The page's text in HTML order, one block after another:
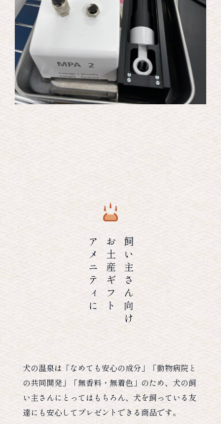
飼い主さん向け
お土産ギフト
アメニティに
犬の温泉は「なめても安心の成分」「動物病院と
の共同開発」「無香料・無着色」のため、犬の飼
い主さんにとってはもちろん、犬を飼っている友
達にも安心してプレゼントできる商品です。